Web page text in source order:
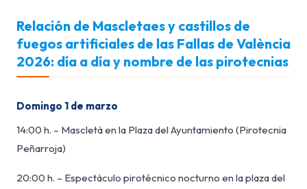
Relación de Mascletaes y castillos de
fuegos artificiales de las Fallas de València
2026: día a día y nombre de las pirotecnias
Domingo 1 de marzo
14:00 h. – Mascletà en la Plaza del Ayuntamiento (Pirotecnia
Peñarroja)
20:00 h. – Espectáculo pirotécnico nocturno en la plaza del